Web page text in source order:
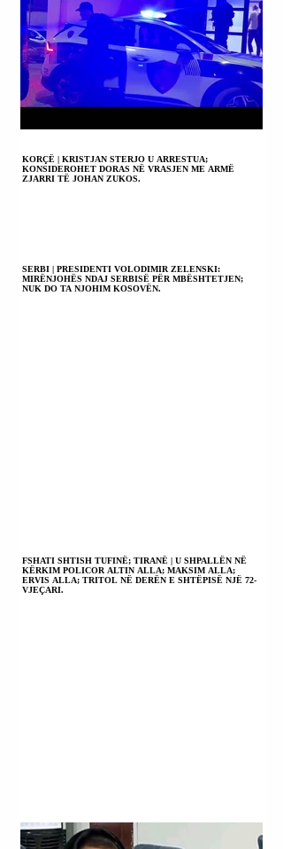
KORÇË | KRISTJAN STERJO U ARRESTUA;
KONSIDEROHET DORAS NË VRASJEN ME ARMË
ZJARRI TË JOHAN ZUKOS.
SERBI | PRESIDENTI VOLODIMIR ZELENSKI:
MIRËNJOHËS NDAJ SERBISË PËR MBËSHTETJEN;
NUK DO TA NJOHIM KOSOVËN.
FSHATI SHTISH TUFINË; TIRANË | U SHPALLËN NË
KËRKIM POLICOR ALTIN ALLA; MAKSIM ALLA;
ERVIS ALLA; TRITOL NË DERËN E SHTËPISË NJË 72-
VJEÇARI.